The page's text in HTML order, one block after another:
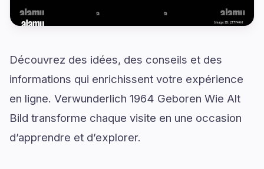
Découvrez des idées, des conseils et des
informations qui enrichissent votre expérience
en ligne. Verwunderlich 1964 Geboren Wie Alt
Bild transforme chaque visite en une occasion
d’apprendre et d’explorer.